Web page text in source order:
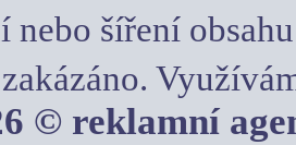
nebo šíření
© reklamní